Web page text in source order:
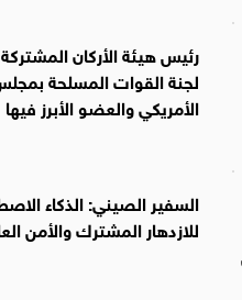
رئيس هيئة الأركان
لجنة القوات المسلحة
الأمريكي والعضو الأبرز فيها
السفير الصيني: الذكاء
للازدهار المشترك والأمن